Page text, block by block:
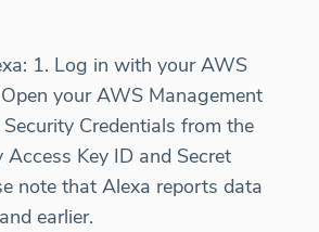
1. Log in with your AWS
your AWS Management
Credentials from the
Key ID and Secret
note that Alexa reports data
earlier.